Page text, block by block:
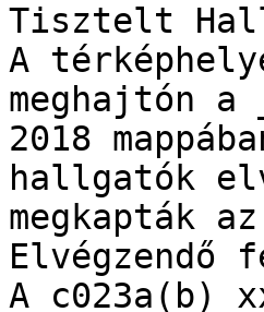
Tisztelt
A
meghajtón
2018
hallgatók
megkapták
Elvégzendő
A